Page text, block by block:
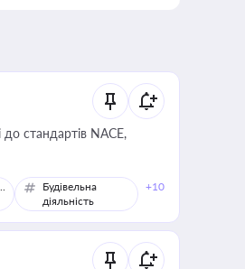
до стандартів NACE,
Торгівля
Будівельна
діяльність
+10